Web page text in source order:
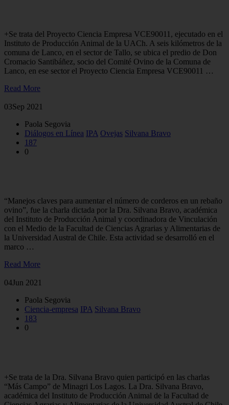
+Se trata del Proyecto Ciencia Empresa VCE90011, ejecutado en el
Instituto de Producción Animal de la UACh. A seis kilómetros de la
comuna de Lanco, en el sector de Tallo, se ubica el predio de Don
Cromacio Santibáñez, socio del Comité Ovino de la Comuna de
Lanco, en ese sector el Proyecto Ciencia Empresa VCE90011 …
Read More
03Sep 2021
Paola Segovia
Diálogos en Línea IPA Ovejas Silvana Bravo
187
0
“Manejos claves para aumentar el número de corderos en un rebaño
ovino”, fue la charla dictada por la Dra. Silvana Bravo, académica
del Instituto de Producción Animal y coordinadora de Vinculación
con el Medio de la Facultad de Ciencias Agrarias y Alimentarias de
la Universidad Austral de Chile. Esta actividad se desarrolló en el
marco …
Read More
04Jun 2021
Paola Segovia
Ciencia-empresa IPA Silvana Bravo
183
0
+Se trata de la Dra. Silvana Bravo quien participó en las charlas
“Más Campo” de Minagri Los Lagos. La Dra. Silvana Bravo,
académica del Instituto de Producción Animal de la Facultad de